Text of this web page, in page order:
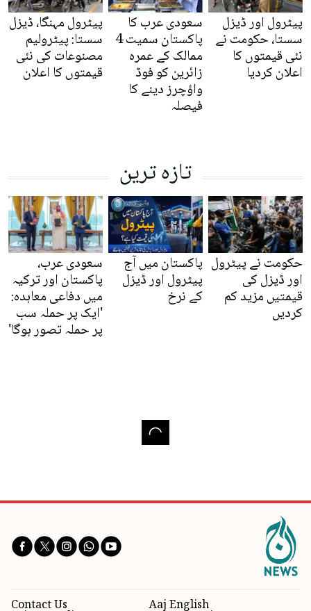
پیٹرول اور ڈیزل
سستا، حکومت نے
نئی قیمتوں کا
اعلان کردیا
سعودی عرب کا
پاکستان سمیت 4
ممالک کے عمرہ
زائرین کو فوڈ
واؤچرز دینے کا
فیصلہ
پیٹرول مہنگا، ڈیزل
سستا: پیٹرولیم
مصنوعات کی نئی
قیمتوں کا اعلان
تازہ ترین
حکومت نے پیٹرول
اور ڈیزل کی
قیمتیں مزید کم
کردیں
پاکستان میں آج
پیٹرول اور ڈیزل
کے نرخ
سعودی عرب،
پاکستان اور ترکیہ
میں دفاعی معاہدہ:
'ایک پر حملہ سب
پر حملہ تصور ہوگا'
Aaj English
Contact Us